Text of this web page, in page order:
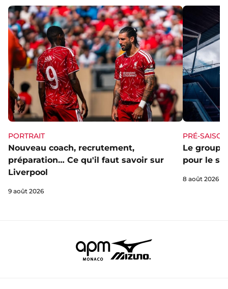
PORTRAIT
Nouveau coach, recrutement,
préparation… Ce qu'il faut savoir sur
Liverpool
9 août 2026
PRÉ-SAISON
Le groupe
pour le
8 août 2026